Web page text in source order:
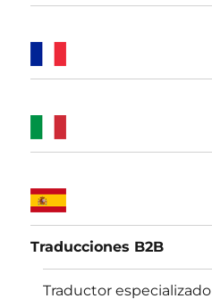
Traducciones B2B
Traductor especializado